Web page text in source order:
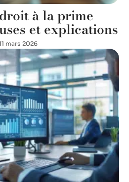
à la prime
et explications
mars 2026